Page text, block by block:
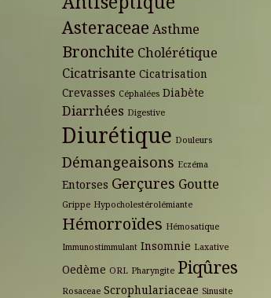
Asteraceae Asthme
Bronchite Cholérétique
Cicatrisante Cicatrisation
Crevasses Céphalées Diabète
Diarrhées Digestive
Diurétique Douleurs
Démangeaisons Eczéma
Entorses Gerçures Goutte
Grippe Hypocholestérolémiante
Hémorroïdes Hémosatique
Immunostimmulant Insomnie Laxative
Oedème ORL Pharyngite Piqûres
Rosaceae Scrophulariaceae Sinusite